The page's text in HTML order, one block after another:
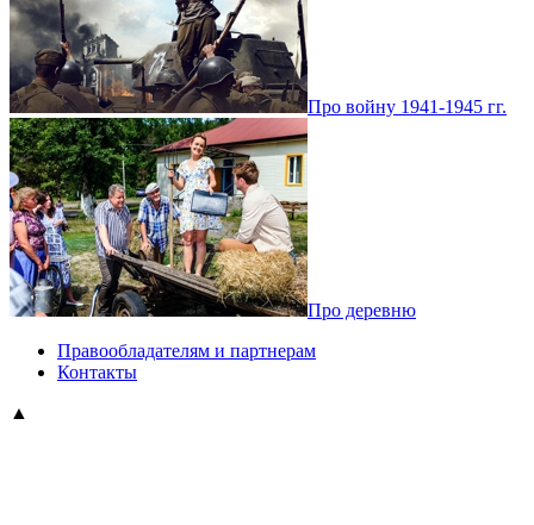
Про войну 1941-1945 гг.
Про деревню
Правообладателям и партнерам
Контакты
▲